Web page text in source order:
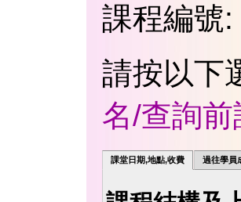
課程編號
請按以下
名/查詢
課堂日期,地點,收費 過往學員